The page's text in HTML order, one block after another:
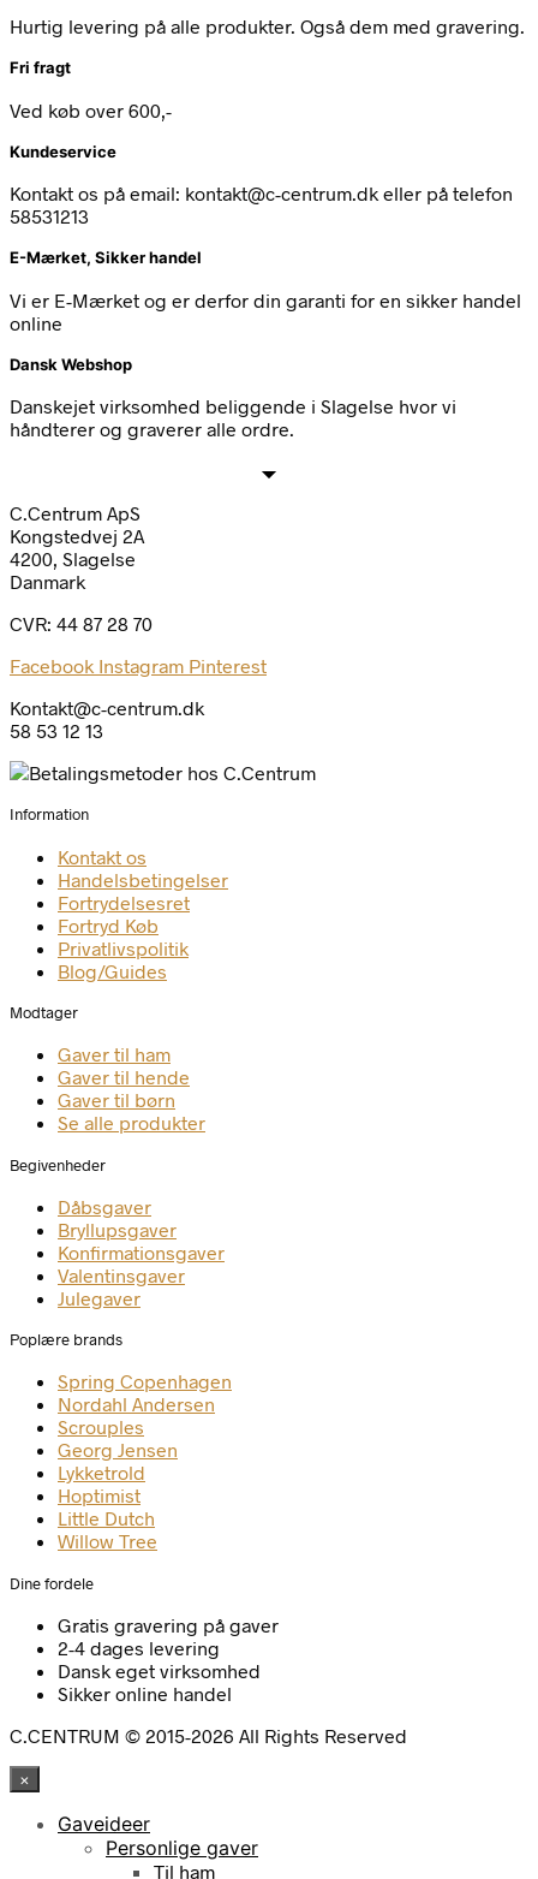
Hurtig levering på alle produkter. Også dem med gravering.
Fri fragt
Ved køb over 600,-
Kundeservice
Kontakt os på email: kontakt@c-centrum.dk eller på telefon
58531213
E-Mærket, Sikker handel
Vi er E-Mærket og er derfor din garanti for en sikker handel
online
Dansk Webshop
Danskejet virksomhed beliggende i Slagelse hvor vi
håndterer og graverer alle ordre.
C.Centrum ApS
Kongstedvej 2A
4200, Slagelse
Danmark
CVR: 44 87 28 70
Facebook Instagram Pinterest
Kontakt@c-centrum.dk
58 53 12 13
Information
Kontakt os
Handelsbetingelser
Fortrydelsesret
Fortryd Køb
Privatlivspolitik
Blog/Guides
Modtager
Gaver til ham
Gaver til hende
Gaver til børn
Se alle produkter
Begivenheder
Dåbsgaver
Bryllupsgaver
Konfirmationsgaver
Valentinsgaver
Julegaver
Poplære brands
Spring Copenhagen
Nordahl Andersen
Scrouples
Georg Jensen
Lykketrold
Hoptimist
Little Dutch
Willow Tree
Dine fordele
Gratis gravering på gaver
2-4 dages levering
Dansk eget virksomhed
Sikker online handel
C.CENTRUM © 2015-2026 All Rights Reserved
×
Gaveideer
Personlige gaver
Til ham